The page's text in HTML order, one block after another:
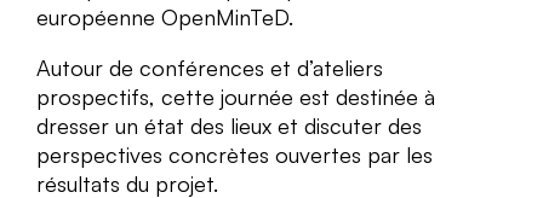
européenne OpenMinTeD.
Autour de conférences et d’ateliers
prospectifs, cette journée est destinée à
dresser un état des lieux et discuter des
perspectives concrètes ouvertes par les
résultats du projet.